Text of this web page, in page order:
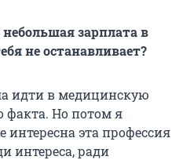
зарплата в
не останавливает?
идти в медицинскую
факта. Но потом я
интересна эта профессия
интереса, ради